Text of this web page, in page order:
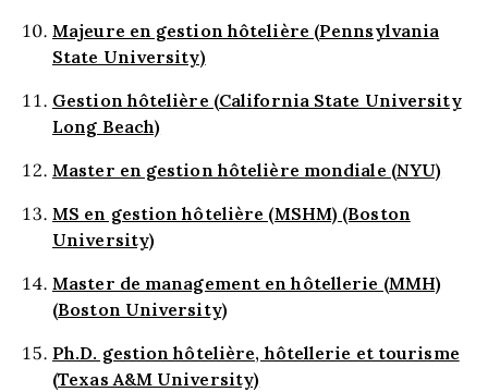
Majeure en gestion hôtelière (Pennsylvania
State University)
Gestion hôtelière (California State University
Long Beach)
Master en gestion hôtelière mondiale (NYU)
MS en gestion hôtelière (MSHM) (Boston
University)
Master de management en hôtellerie (MMH)
(Boston University)
Ph.D. gestion hôtelière, hôtellerie et tourisme
(Texas A&M University)